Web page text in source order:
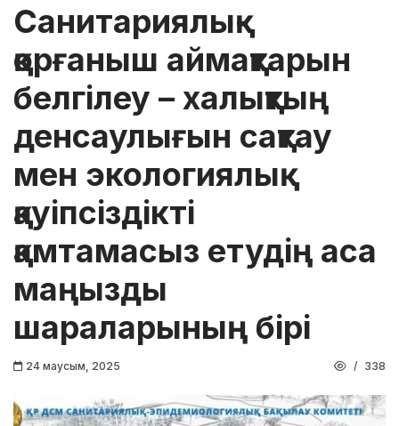
Санитариялық-
қорғаныш аймақтарын
белгілеу – халықтың
денсаулығын сақтау
мен экологиялық
қауіпсіздікті
қамтамасыз етудің аса
маңызды
шараларының бірі
24 маусым, 2025 338